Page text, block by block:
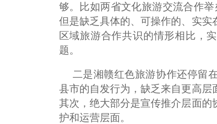
够。比如两省文化旅游交流合作
但是缺乏具体的、可操作的、实
区域旅游合作共识的情形相比，
题。
二是湘赣红色旅游协作还停留
县市的自发行为，缺乏来自更高
其次，绝大部分是宣传推介层面
护和运营层面。